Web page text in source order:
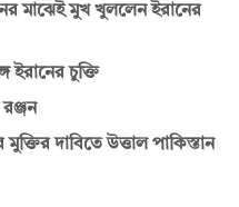
মাঝেই মুখ খুললেন ইরানের
ইরানের চুক্তি
দাবিতে উত্তাল পাকিস্তান